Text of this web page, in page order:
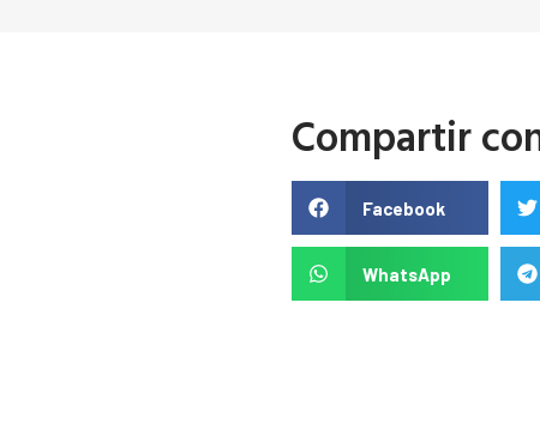
Compartir
Facebook
WhatsApp